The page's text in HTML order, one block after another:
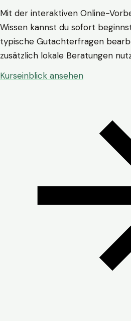
Mit der interaktiven Online-
Wissen kannst du sofort
typische Gutachterfragen
zusätzlich lokale Beratungen
Kurseinblick ansehen